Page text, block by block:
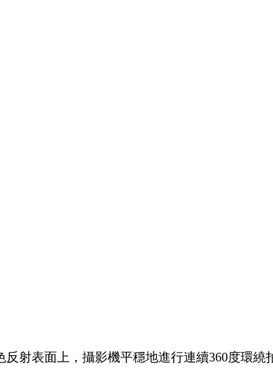
射表面上，攝影機平穩地進行連續360度環